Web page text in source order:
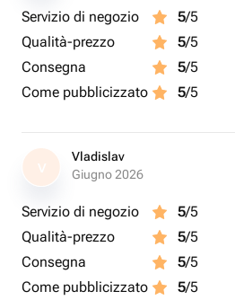
Servizio di negozio 5/5
Qualità-prezzo
5/5
Consegna
5/5
Come pubblicizzato
5/5
V
Vladislav
Giugno 2026
Servizio di negozio 5/5
Qualità-prezzo
5/5
Consegna
5/5
Come pubblicizzato
5/5